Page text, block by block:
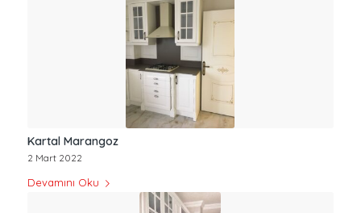
Kartal Marangoz
2 Mart 2022
Devamını Oku